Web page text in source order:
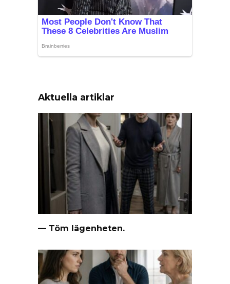
Aktuella artiklar
— Töm lägenheten.